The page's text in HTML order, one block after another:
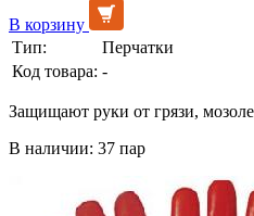
В корзину
Тип:
Перчатки
Код товара: -
Защищают руки от грязи,
В наличии: 37 пар